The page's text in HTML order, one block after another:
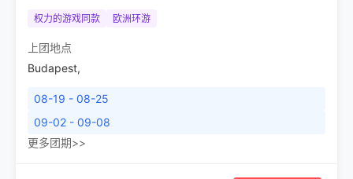
权力的游戏同款 欧洲环游
上团地点
Budapest,
08-19 - 08-25
09-02 - 09-08
更多团期>>